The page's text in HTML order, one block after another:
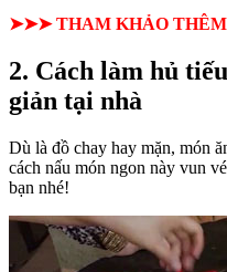
➤➤➤ THAM KHẢO
2. Cách làm hủ
giản tại nhà
Dù là đồ chay hay mặn, món
cách nấu món ngon này vun
bạn nhé!